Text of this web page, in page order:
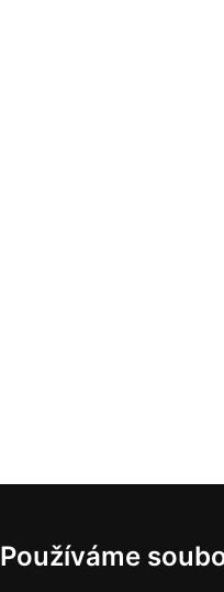
Používáme